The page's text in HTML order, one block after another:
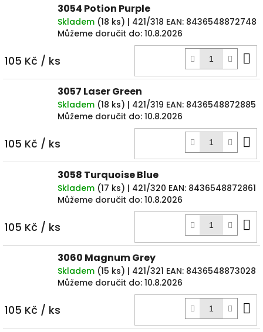
3054 Potion Purple
Skladem (18 ks) | 421/318 EAN: 8436548872748
Můžeme doručit do: 10.8.2026
105 Kč / ks
3057 Laser Green
Skladem (18 ks) | 421/319 EAN: 8436548872885
Můžeme doručit do: 10.8.2026
105 Kč / ks
3058 Turquoise Blue
Skladem (17 ks) | 421/320 EAN: 8436548872861
Můžeme doručit do: 10.8.2026
105 Kč / ks
3060 Magnum Grey
Skladem (15 ks) | 421/321 EAN: 8436548873028
Můžeme doručit do: 10.8.2026
105 Kč / ks